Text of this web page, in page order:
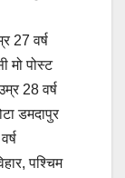
27 वर्ष
मो पोस्ट
28 वर्ष
डमदापुर
पश्चिम